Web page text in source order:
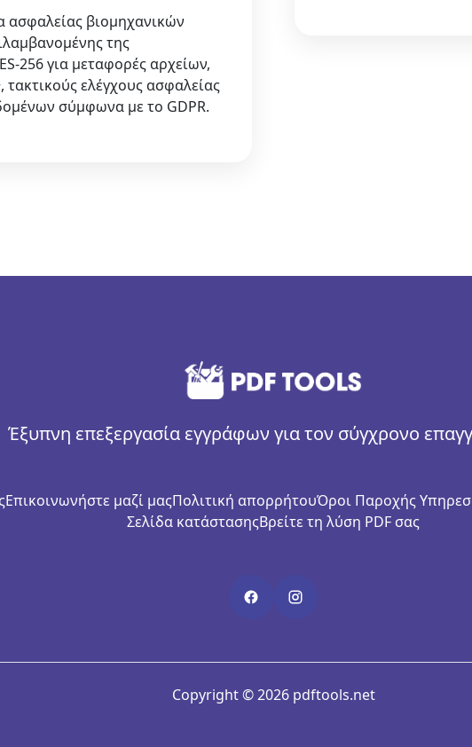
ασφαλείας βιομηχανικών
της
256 για μεταφορές αρχείων,
τακτικούς ελέγχους ασφαλείας
σύμφωνα με το GDPR.
Έξυπνη επεξεργασία εγγράφων για τον σύγχρονο
Επικοινωνήστε μαζί μαςΠολιτική απορρήτουΌροι Παροχής
Σελίδα κατάστασηςΒρείτε τη λύση PDF σας
Copyright © 2026 pdftools.net